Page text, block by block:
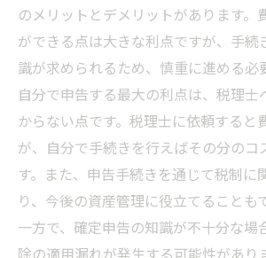
のメリットとデメリットがあります。
ができる点は大きな利点ですが、手続
識が求められるため、慎重に進める必
自分で申告する最大の利点は、税理士
からない点です。税理士に依頼すると
が、自分で手続きを行えばその分のコ
す。また、申告手続きを通じて税制に
り、今後の資産管理に役立てることも
一方で、確定申告の知識が不十分な場